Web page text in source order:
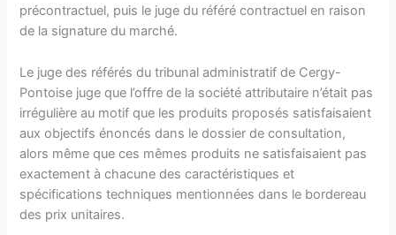
précontractuel, puis le juge du référé contractuel en raison
de la signature du marché.
Le juge des référés du tribunal administratif de Cergy-
Pontoise juge que l’offre de la société attributaire n’était pas
irrégulière au motif que les produits proposés satisfaisaient
aux objectifs énoncés dans le dossier de consultation,
alors même que ces mêmes produits ne satisfaisaient pas
exactement à chacune des caractéristiques et
spécifications techniques mentionnées dans le bordereau
des prix unitaires.